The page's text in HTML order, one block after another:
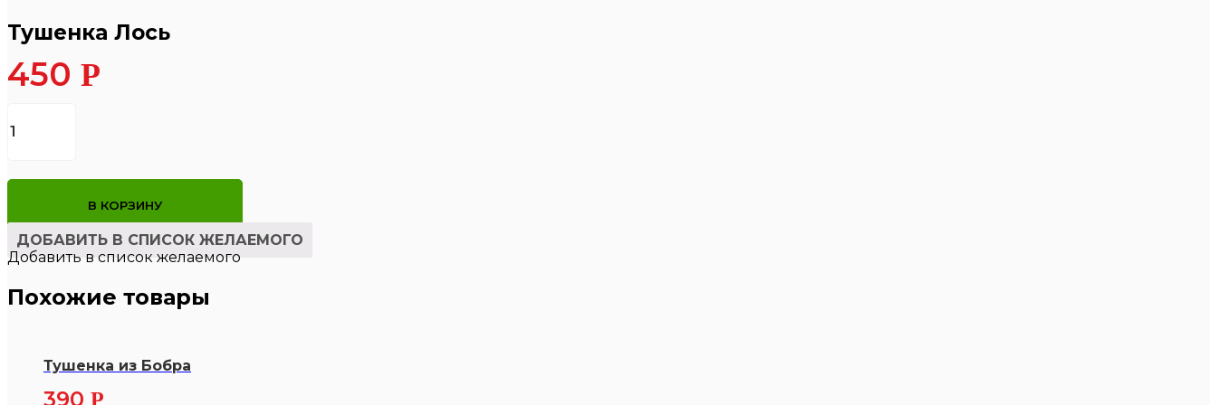
Тушенка Лось
450 Р
товара
В КОРЗИНУ
ДОБАВИТЬ В СПИСОК ЖЕЛАЕМОГО
Добавить в список желаемого
Похожие товары
Тушенка из Бобра
390 Р